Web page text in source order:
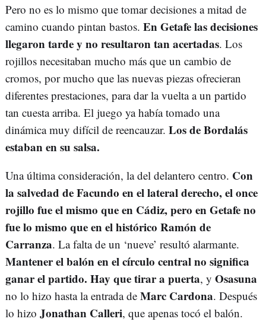
Pero no es lo mismo que tomar decisiones a mitad de
camino cuando pintan bastos. En Getafe las decisiones
llegaron tarde y no resultaron tan acertadas. Los
rojillos necesitaban mucho más que un cambio de
cromos, por mucho que las nuevas piezas ofrecieran
diferentes prestaciones, para dar la vuelta a un partido
tan cuesta arriba. El juego ya había tomado una
dinámica muy difícil de reencauzar. Los de Bordalás
estaban en su salsa.
Una última consideración, la del delantero centro. Con
la salvedad de Facundo en el lateral derecho, el once
rojillo fue el mismo que en Cádiz, pero en Getafe no
fue lo mismo que en el histórico Ramón de
Carranza. La falta de un ‘nueve’ resultó alarmante.
Mantener el balón en el círculo central no significa
ganar el partido. Hay que tirar a puerta, y Osasuna
no lo hizo hasta la entrada de Marc Cardona. Después
lo hizo Jonathan Calleri, que apenas tocó el balón.